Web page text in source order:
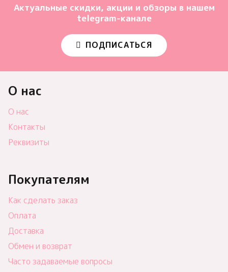
Актуальные скидки, акции и обзоры в нашем
telegram-канале
ПОДПИСАТЬСЯ
О нас
О нас
Контакты
Реквизиты
Покупателям
Как сделать заказ
Оплата
Доставка
Обмен и возврат
Часто задаваемые вопросы